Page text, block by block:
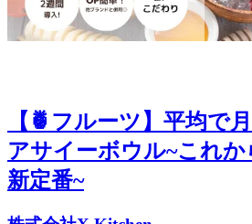
【🍍フルーツ】平均で
アサイーボウル~これ
新定番~